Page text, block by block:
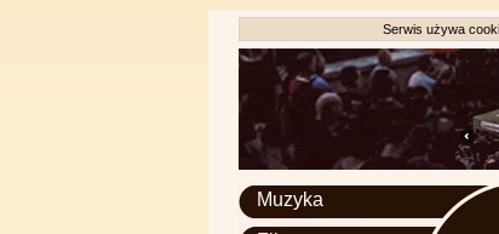
Serwis używa
Muzyka